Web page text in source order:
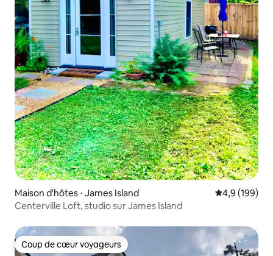
Maison d'hôtes ⋅ James Island Évaluation
4,9 (199)
Centerville Loft, studio sur James Island
Coup de cœur voyageurs
Coup de cœur voyageurs